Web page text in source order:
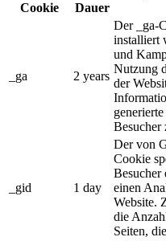
Cookie
Dauer
_ga 2 years
Der _ga-
installiert
und
Nutzung
der
Besucher
_gid 1 day
Der von
Cookie
Besucher
einen
Website.
die
Seiten,